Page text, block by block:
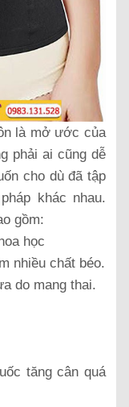
là mở ước của
phải ai cũng dễ
cho dù đã tập
khác nhau.
gồm:
học
nhiều chất béo.
do mang thai.
tăng cân quá